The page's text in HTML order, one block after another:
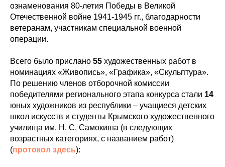
ознаменования 80-летия Победы в Великой
Отечественной войне 1941-1945 гг., благодарности
ветеранам, участникам специальной военной
операции.
Всего было прислано 55 художественных работ в
номинациях «Живопись», «Графика», «Скульптура».
По решению членов отборочной комиссии
победителями регионального этапа конкурса стали 14
юных художников из республики – учащиеся детских
школ искусств и студенты Крымского художественного
училища им. Н. С. Самокиша (в следующих
возрастных категориях, с названием работ)
(протокол здесь):